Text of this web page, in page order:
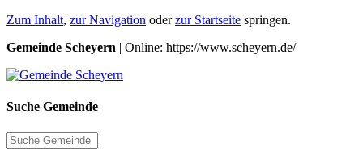
Zum Inhalt, zur Navigation oderzur Startseite springen.
Gemeinde Scheyern | Online: https://www.scheyern.de/
Suche Gemeinde